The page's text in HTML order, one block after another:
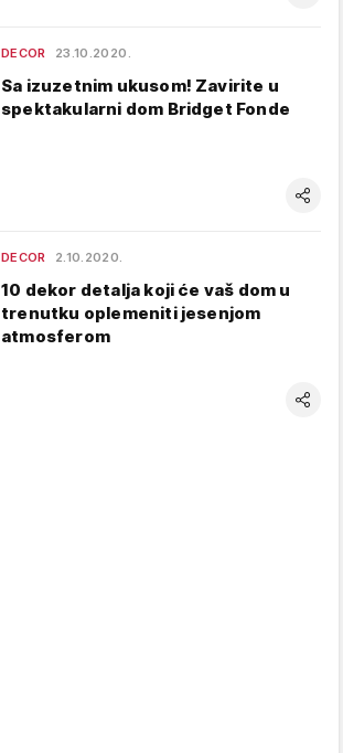
DECOR 23.10.2020.
Sa izuzetnim ukusom! Zavirite u
spektakularni dom Bridget Fonde
DECOR 2.10.2020.
10 dekor detalja koji će vaš dom u
trenutku oplemeniti jesenjom
atmosferom